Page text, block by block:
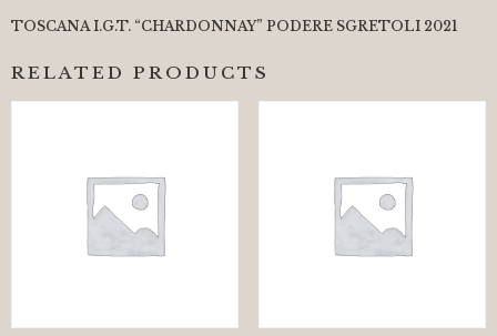
TOSCANA I.G.T. “CHARDONNAY” PODERE SGRETOLI 2021
RELATED PRODUCTS